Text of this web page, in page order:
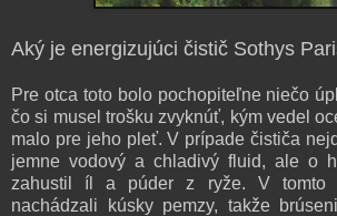
Aký je energizujúci čistič Sothys
Pre otca toto bolo pochopiteľne niečo
čo si musel trošku zvyknúť, kým vedel
malo pre jeho pleť. V prípade čističa
jemne vodový a chladivý fluid, ale o
zahustil íl a púder z ryže. V tomto
nachádzali kúsky pemzy, takže